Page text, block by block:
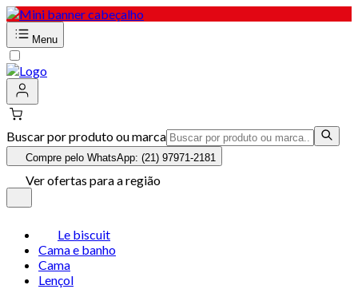
Menu
Buscar por produto ou marca
Compre pelo WhatsApp: (21) 97971-2181
Ver ofertas para a região
Le biscuit
Cama e banho
Cama
Lençol